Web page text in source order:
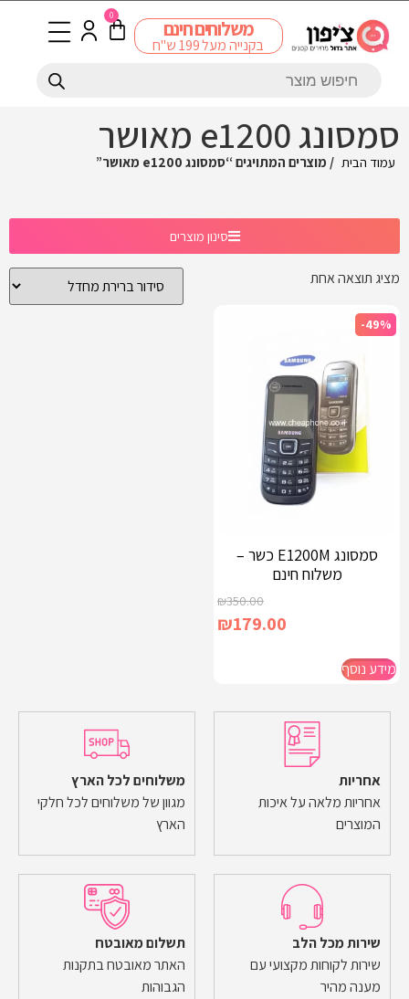
משלוחים חינם
בקנייה מעל 199 ש"ח
0
סמסונג e1200 מאושר
עמוד הבית / מוצרים המתויגים “סמסונג e1200 מאושר”
סינון מוצרים
מציג תוצאה אחת
-49%
סמסונג E1200M כשר –
משלוח חינם
₪350.00
₪179.00
מידע נוסף
אחריות
אחריות מלאה על איכות
המוצרים
משלוחים לכל הארץ
מגוון של משלוחים לכל חלקי
הארץ
שירות מכל הלב
שירות לקוחות מקצועי עם
מענה מהיר
תשלום מאובטח
האתר מאובטח בתקנות
הגבוהות